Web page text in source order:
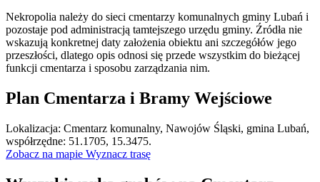
Nekropolia należy do sieci cmentarzy komunalnych gminy Lubań i
pozostaje pod administracją tamtejszego urzędu gminy. Źródła nie
wskazują konkretnej daty założenia obiektu ani szczegółów jego
przeszłości, dlatego opis odnosi się przede wszystkim do bieżącej
funkcji cmentarza i sposobu zarządzania nim.
Plan Cmentarza i Bramy Wejściowe
Cmentarz komunalny, Nawojów Śląski, gmina Lubań
×
+
−
Lokalizacja: Cmentarz komunalny, Nawojów Śląski, gmina Lubań,
współrzędne: 51.1705, 15.3475.
Zobacz na mapie Wyznacz trasę